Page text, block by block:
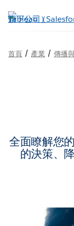
至
容首頁 / 產業 /傳播
全面瞭解您
的決策、